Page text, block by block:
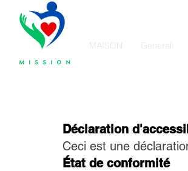
MAISON General
Déclaration
Ceci est une
État de conformité